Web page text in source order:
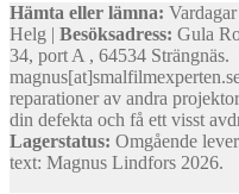
Hämta eller lämna:
Helg | Besöksadress: Gula
34, port A , 64534 Strängnäs.
reparationer av andra
din defekta och få ett visst
Lagerstatus: Omgående
text: Magnus Lindfors 2026.